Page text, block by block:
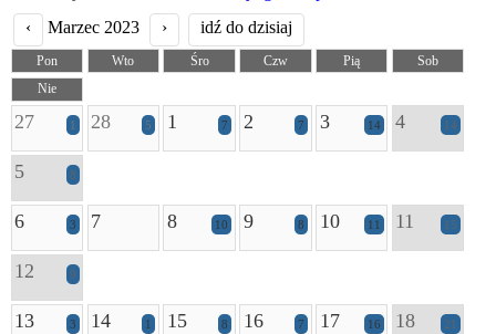
‹
Marzec 2023 › idź do dzisiaj
Pon Wto Śro Czw Pią
Sob
Nie
27 1 28 5 1 7 2 7 3 14 4 14
5 8
6 3 7 8 10 9 8 10 11 11 15
12 9
13 3 14 1 15 8 16 7 17 16 18 21